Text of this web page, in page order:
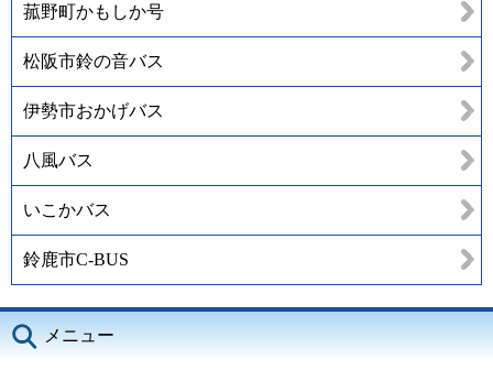
菰野町かもしか号
松阪市鈴の音バス
伊勢市おかげバス
八風バス
いこかバス
鈴鹿市C-BUS
メニュー